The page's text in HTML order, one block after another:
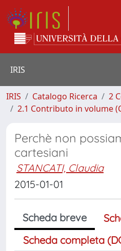
IRIS
IRIS Catalogo Ricerca
2
2.1 Contributo in volume
Perchè non
cartesiani
STANCATI, Claudia
2015-01-01
Scheda breve
Scheda completa